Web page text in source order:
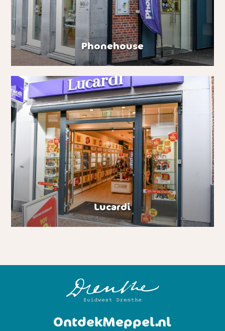
Phonehouse
Lucardi
OntdekMeppel.nl